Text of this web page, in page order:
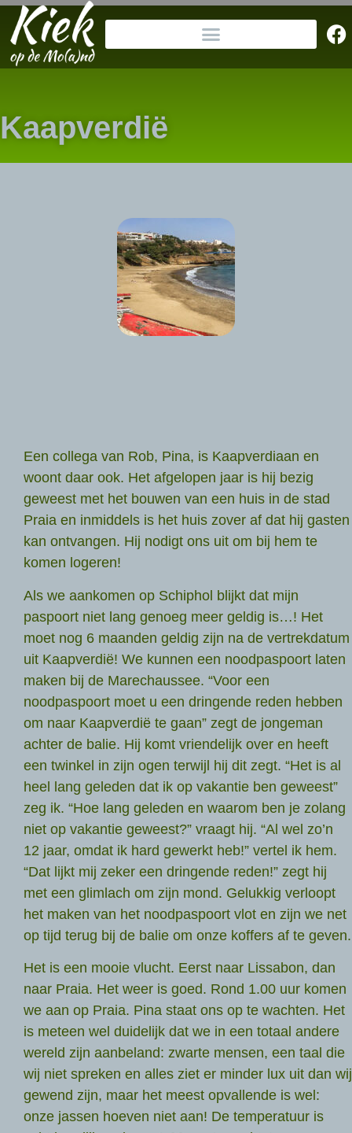
Kaapverdië
Een collega van Rob, Pina, is Kaapverdiaan en
woont daar ook. Het afgelopen jaar is hij bezig
geweest met het bouwen van een huis in de stad
Praia en inmiddels is het huis zover af dat hij gasten
kan ontvangen. Hij nodigt ons uit om bij hem te
komen logeren!
Als we aankomen op Schiphol blijkt dat mijn
paspoort niet lang genoeg meer geldig is…! Het
moet nog 6 maanden geldig zijn na de vertrekdatum
uit Kaapverdië! We kunnen een noodpaspoort laten
maken bij de Marechaussee. “Voor een
noodpaspoort moet u een dringende reden hebben
om naar Kaapverdië te gaan” zegt de jongeman
achter de balie. Hij komt vriendelijk over en heeft
een twinkel in zijn ogen terwijl hij dit zegt. “Het is al
heel lang geleden dat ik op vakantie ben geweest”
zeg ik. “Hoe lang geleden en waarom ben je zolang
niet op vakantie geweest?” vraagt hij. “Al wel zo’n
12 jaar, omdat ik hard gewerkt heb!” vertel ik hem.
“Dat lijkt mij zeker een dringende reden!” zegt hij
met een glimlach om zijn mond. Gelukkig verloopt
het maken van het noodpaspoort vlot en zijn we net
op tijd terug bij de balie om onze koffers af te geven.
Het is een mooie vlucht. Eerst naar Lissabon, dan
naar Praia. Het weer is goed. Rond 1.00 uur komen
we aan op Praia. Pina staat ons op te wachten. Het
is meteen wel duidelijk dat we in een totaal andere
wereld zijn aanbeland: zwarte mensen, een taal die
wij niet spreken en alles ziet er minder lux uit dan wij
gewend zijn, maar het meest opvallende is wel:
onze jassen hoeven niet aan! De temperatuur is